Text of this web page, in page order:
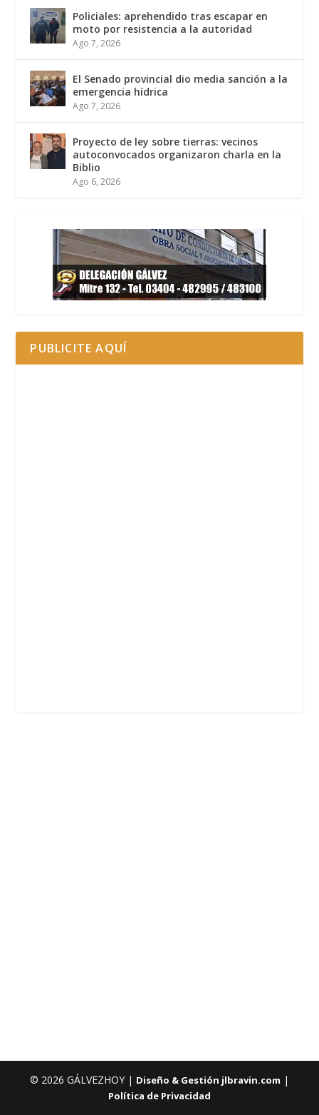
Policiales: aprehendido tras escapar en
moto por resistencia a la autoridad
Ago 7, 2026
El Senado provincial dio media sanción a la
emergencia hídrica
Ago 7, 2026
Proyecto de ley sobre tierras: vecinos
autoconvocados organizaron charla en la
Biblio
Ago 6, 2026
PUBLICITE AQUÍ
© 2026 GÁLVEZHOY | Diseño & Gestión jlbravin.com |
Política de Privacidad